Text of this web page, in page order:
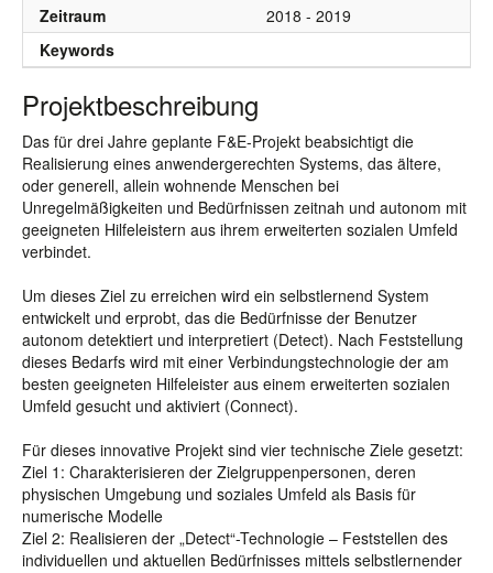
Zeitraum
2018 - 2019
Keywords
Projektbeschreibung
Das für drei Jahre geplante F&E-Projekt beabsichtigt die
Realisierung eines anwendergerechten Systems, das ältere,
oder generell, allein wohnende Menschen bei
Unregelmäßigkeiten und Bedürfnissen zeitnah und autonom mit
geeigneten Hilfeleistern aus ihrem erweiterten sozialen Umfeld
verbindet.
Um dieses Ziel zu erreichen wird ein selbstlernend System
entwickelt und erprobt, das die Bedürfnisse der Benutzer
autonom detektiert und interpretiert (Detect). Nach Feststellung
dieses Bedarfs wird mit einer Verbindungstechnologie der am
besten geeigneten Hilfeleister aus einem erweiterten sozialen
Umfeld gesucht und aktiviert (Connect).
Für dieses innovative Projekt sind vier technische Ziele gesetzt:
Ziel 1: Charakterisieren der Zielgruppenpersonen, deren
physischen Umgebung und soziales Umfeld als Basis für
numerische Modelle
Ziel 2: Realisieren der „Detect“-Technologie – Feststellen des
individuellen und aktuellen Bedürfnisses mittels selbstlernender